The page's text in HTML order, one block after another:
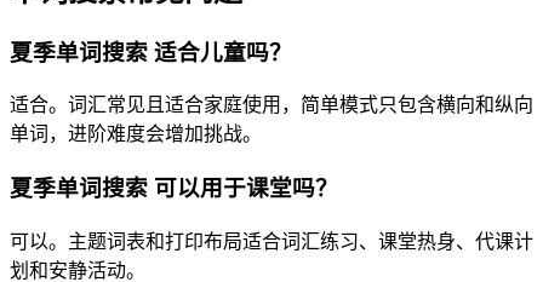
夏季单词搜索 适合儿童吗？
适合。词汇常见且适合家庭使用，简单模式只包含横向和纵向
单词，进阶难度会增加挑战。
夏季单词搜索 可以用于课堂吗？
可以。主题词表和打印布局适合词汇练习、课堂热身、代课计
划和安静活动。